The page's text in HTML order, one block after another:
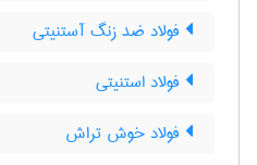
فولاد ضد زنگ آستنیتی
فولاد استنیتی
فولاد خوش تراش